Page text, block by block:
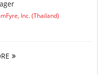
Inc. (Thailand)